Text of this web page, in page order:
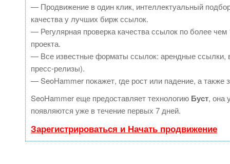
— Продвижение в один клик, интеллектуальный
качества у лучших бирж ссылок.
— Регулярная проверка качества ссылок по более
проекта.
— Все известные форматы ссылок: арендные ссылки,
пресс-релизы).
— SeoHammer покажет, где рост или падение, а также
SeoHammer еще предоставляет технологию Буст, она
появляются уже в течение первых 7 дней.
Зарегистрироваться и Начать продвижение